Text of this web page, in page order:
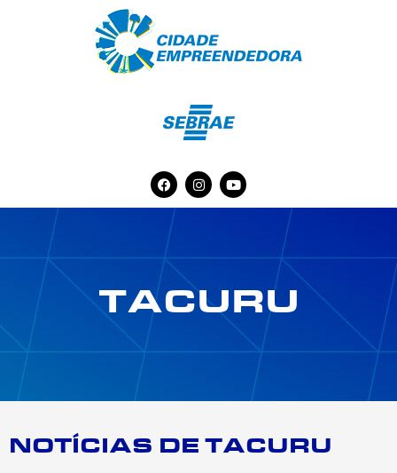
TACURU
NOTÍCIAS DE TACURU